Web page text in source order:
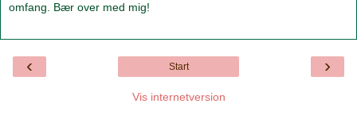
omfang. Bær over med mig!
‹ ›
Start
Vis internetversion